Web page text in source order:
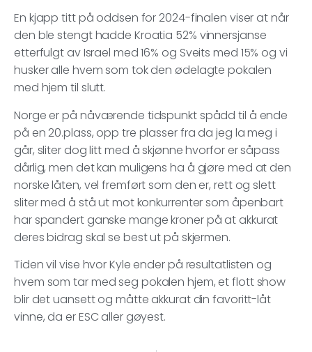
En kjapp titt på oddsen for 2024-finalen viser at når
den ble stengt hadde Kroatia 52% vinnersjanse
etterfulgt av Israel med 16% og Sveits med 15% og vi
husker alle hvem som tok den ødelagte pokalen
med hjem til slutt.
Norge er på nåværende tidspunkt spådd til å ende
på en 20.plass, opp tre plasser fra da jeg la meg i
går, sliter dog litt med å skjønne hvorfor er såpass
dårlig, men det kan muligens ha å gjøre med at den
norske låten, vel fremført som den er, rett og slett
sliter med å stå ut mot konkurrenter som åpenbart
har spandert ganske mange kroner på at akkurat
deres bidrag skal se best ut på skjermen.
Tiden vil vise hvor Kyle ender på resultatlisten og
hvem som tar med seg pokalen hjem, et flott show
blir det uansett og måtte akkurat din favoritt-låt
vinne, da er ESC aller gøyest.